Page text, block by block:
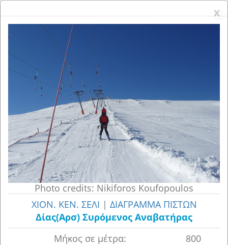
xx
Photo credits: Nikiforos Koufopoulos
ΧΙΟΝ. ΚΕΝ. ΣΕΛΙ | ΔΙΑΓΡΑΜΜΑ ΠΙΣΤΩΝ
Δίας(Αρσ) Συρόμενος Aναβατήρας
Μήκος σε μέτρα:
800